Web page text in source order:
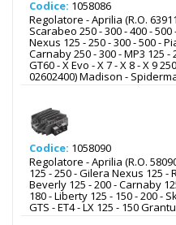
Codice: 1058086
Regolatore - Aprilia (R.O.
Scarabeo 250 - 300 - 400 -
Nexus 125 - 250 - 300 - 500 -
Carnaby 250 - 300 - MP3 125 -
GT60 - X Evo - X 7 - X 8 - X 9
02602400) Madison -
Codice: 1058090
Regolatore - Aprilia (R.O.
125 - 250 - Gilera Nexus 125 -
Beverly 125 - 200 - Carnaby
180 - Liberty 125 - 150 - 200 -
GTS - ET4 - LX 125 - 150